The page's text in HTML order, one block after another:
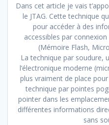
Dans cet article je vais
le JTAG. Cette technique
pour accéder à des
accessibles par
(Mémoire Flash,
La technique par soudure,
l’électronique moderne
plus vraiment de place
technique par pointes
pointer dans les
différentes informations
sans